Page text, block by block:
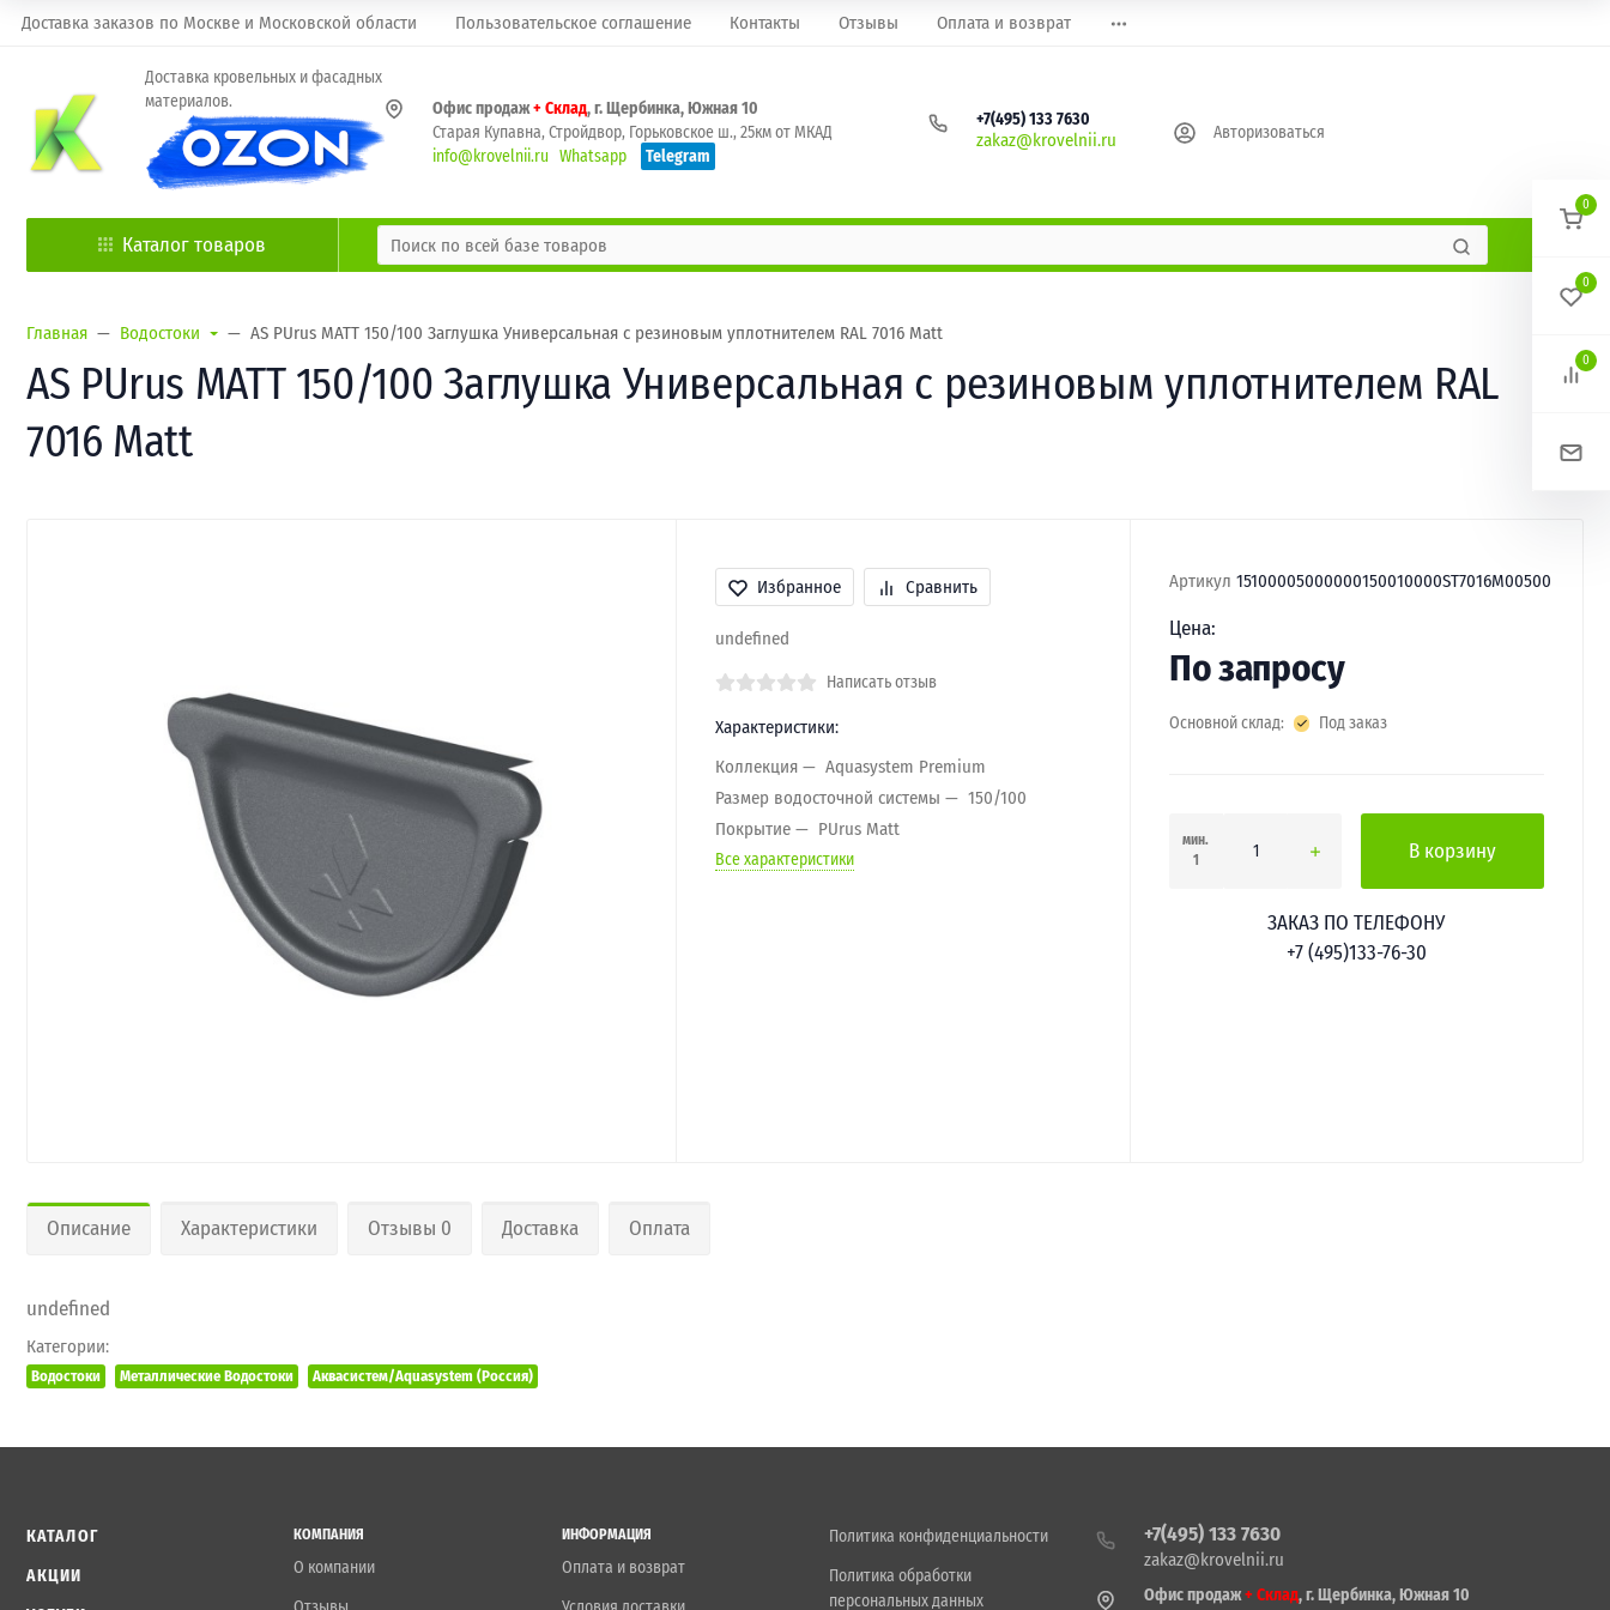
Доставка заказов по Москве и Московской области Пользовательское соглашение Контакты Отзывы Оплата и возврат
Доставка кровельных и фасадных
материалов.
Офис продаж+ Склад, г. Щербинка, Южная 10
Старая Купавна, Стройдвор, Горьковское ш., 25км от МКАД
info@krovelnii.ru Whatsapp Telegram
+7(495) 133 7630
zakaz@krovelnii.ru Авторизоваться
Каталог товаров
Главная Водостоки AS PUrus MATT 150/100 Заглушка Универсальная с резиновым уплотнителем RAL 7016 Matt
AS PUrus MATT 150/100 Заглушка Универсальная с резиновым уплотнителем RAL
7016 Matt
Избранное Сравнить
undefined
Написать отзыв
Характеристики:
Коллекция
Aquasystem Premium
Размер водосточной системы
150/100
Покрытие
PUrus Matt
Все характеристики
Артикул 15100005000000150010000ST7016М00500
Цена:
По запросу
Основной склад: Под заказ
мин.
1
В корзину
ЗАКАЗ ПО ТЕЛЕФОНУ
+7 (495)133-76-30
Описание Характеристики Отзывы 0 Доставка Оплата
undefined
Категории:
Водостоки Металлические Водостоки Аквасистем/Aquasystem (Россия)
КАТАЛОГ
АКЦИИ
КОМПАНИЯ
О компании
ИНФОРМАЦИЯ
Оплата и возврат
Политика конфиденциальности
Политика обработки
персональных данных
+7(495) 133 7630
zakaz@krovelnii.ru
Офис продаж+ Склад, г. Щербинка, Южная 10
0
0
0